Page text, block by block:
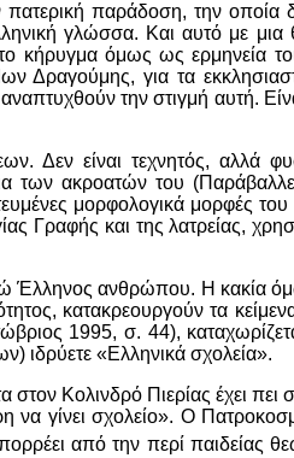
παράδοση, την οποία
γλώσσα. Και αυτό με μια
κήρυγμα όμως ως ερμηνεία
για τα
την στιγμή αυτή.
Δεν είναι τεχνητός, αλλά
των ακροατών του
μορφολογικά μορφές
Γραφής και της λατρείας,
Έλληνος ανθρώπου. Η κακία
κατακρεουργούν τα
1995, σ. 44),
ιδρύετε «Ελληνικά σχολεία».
Κολινδρό Πιερίας έχει πει
γίνει σχολείο». Ο
από την περί παιδείας